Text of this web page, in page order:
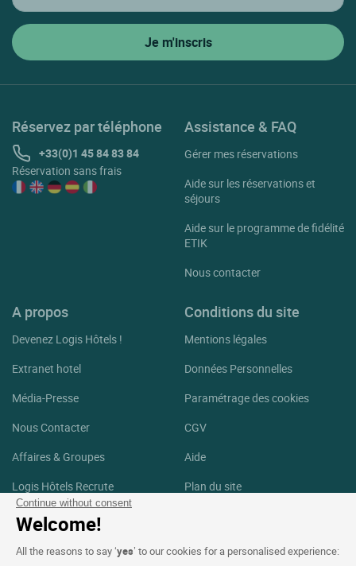
Continue without consent
Welcome!
All the reasons to say ‘yes’ to our cookies for a personalised experience:
Réservez par téléphone
+33(0)1 45 84 83 84
Réservation sans frais
Assistance & FAQ
Gérer mes réservations
Aide sur les réservations et
séjours
Aide sur le programme de fidélité
ETIK
Nous contacter
A propos
Devenez Logis Hôtels !
Extranet hotel
Média-Presse
Nous Contacter
Affaires & Groupes
Logis Hôtels Recrute
Conditions du site
Mentions légales
Données Personnelles
Paramétrage des cookies
CGV
Aide
Plan du site
Suivez-nous